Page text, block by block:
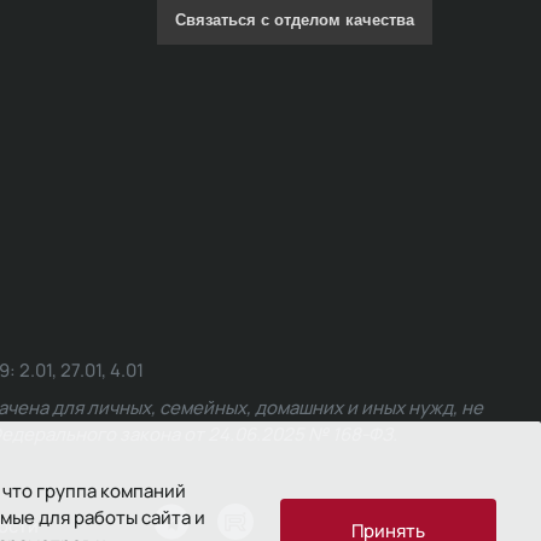
группа компаний
для работы сайта и
Принять
Связаться с отделом качества
27.01, 4.01
для личных, семейных, домашних и иных нужд, не